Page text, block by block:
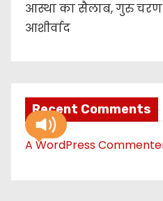
आस्था का सैलाब, गुरु
आशीर्वाद
Recent Comments
A WordPress